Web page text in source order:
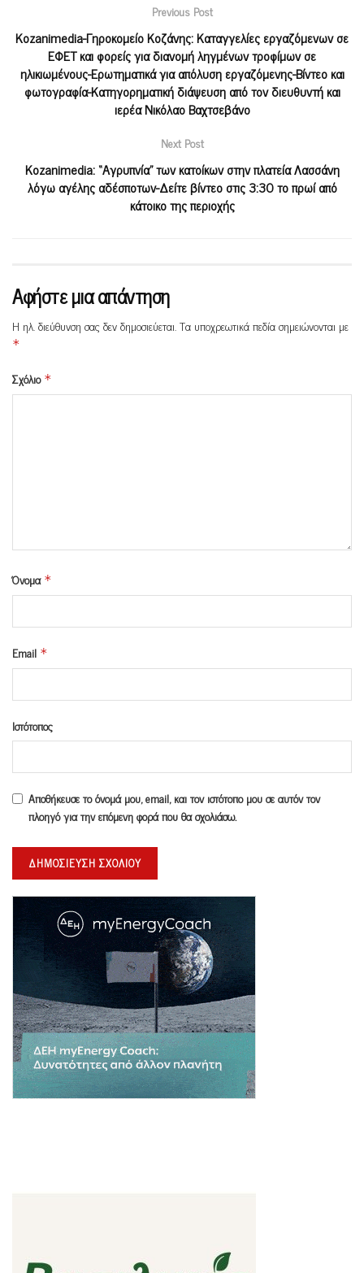
Previous Post
Kozanimedia-Γηροκομείο Κοζάνης: Καταγγελίες εργαζόμενων σε
ΕΦΕΤ και φορείς για διανομή ληγμένων τροφίμων σε
ηλικιωμένους-Ερωτηματικά για απόλυση εργαζόμενης-Βίντεο και
φωτογραφία-Κατηγορηματική διάψευση από τον διευθυντή και
ιερέα Νικόλαο Βαχτσεβάνο
Next Post
Kozanimedia: “Αγρυπνία” των κατοίκων στην πλατεία Λασσάνη
λόγω αγέλης αδέσποτων-Δείτε βίντεο στις 3:30 το πρωί από
κάτοικο της περιοχής
Αφήστε μια απάντηση
Η ηλ. διεύθυνση σας δεν δημοσιεύεται.Τα υποχρεωτικά πεδία σημειώνονται με
*
Σχόλιο *
Όνομα *
Email *
Ιστότοπος
Αποθήκευσε το όνομά μου, email, και τον ιστότοπο μου σε αυτόν τον
πλοηγό για την επόμενη φορά που θα σχολιάσω.